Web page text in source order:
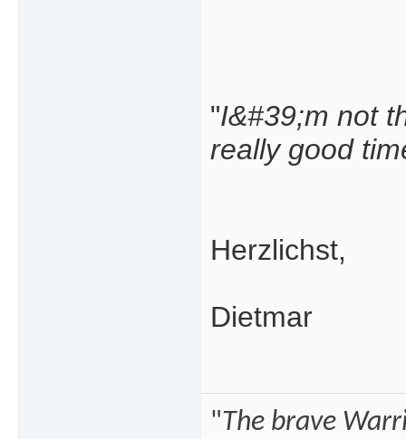
"I&#39;m not
really good
Herzlichst,
Dietmar
"The brave